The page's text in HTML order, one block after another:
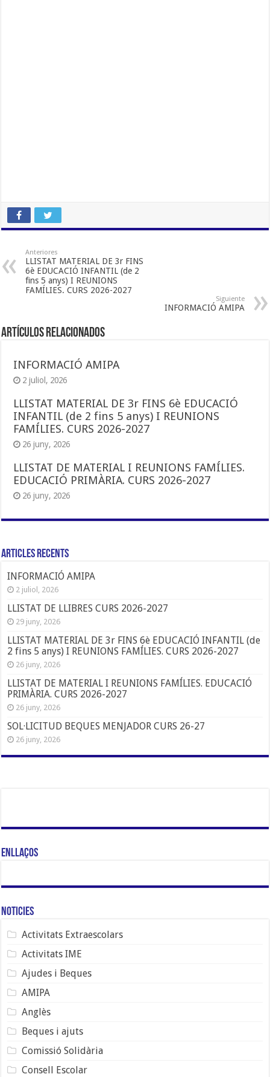
Anteriores
LLISTAT MATERIAL DE 3r FINS
6è EDUCACIÓ INFANTIL (de 2
fins 5 anys) I REUNIONS
FAMÍLIES. CURS 2026-2027
Siguiente
INFORMACIÓ AMIPA
Artículos Relacionados
INFORMACIÓ AMIPA
2 juliol, 2026
LLISTAT MATERIAL DE 3r FINS 6è EDUCACIÓ
INFANTIL (de 2 fins 5 anys) I REUNIONS
FAMÍLIES. CURS 2026-2027
26 juny, 2026
LLISTAT DE MATERIAL I REUNIONS FAMÍLIES.
EDUCACIÓ PRIMÀRIA. CURS 2026-2027
26 juny, 2026
Articles Recents
INFORMACIÓ AMIPA
2 juliol, 2026
LLISTAT DE LLIBRES CURS 2026-2027
29 juny, 2026
LLISTAT MATERIAL DE 3r FINS 6è EDUCACIÓ INFANTIL (de
2 fins 5 anys) I REUNIONS FAMÍLIES. CURS 2026-2027
26 juny, 2026
LLISTAT DE MATERIAL I REUNIONS FAMÍLIES. EDUCACIÓ
PRIMÀRIA. CURS 2026-2027
26 juny, 2026
SOL·LICITUD BEQUES MENJADOR CURS 26-27
26 juny, 2026
Enllaços
Noticies
Activitats Extraescolars
Activitats IME
Ajudes i Beques
AMIPA
Anglès
Beques i ajuts
Comissió Solidària
Consell Escolar